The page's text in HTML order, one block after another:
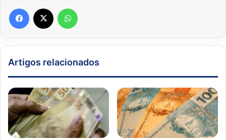
Facebook
Artigos relacionados